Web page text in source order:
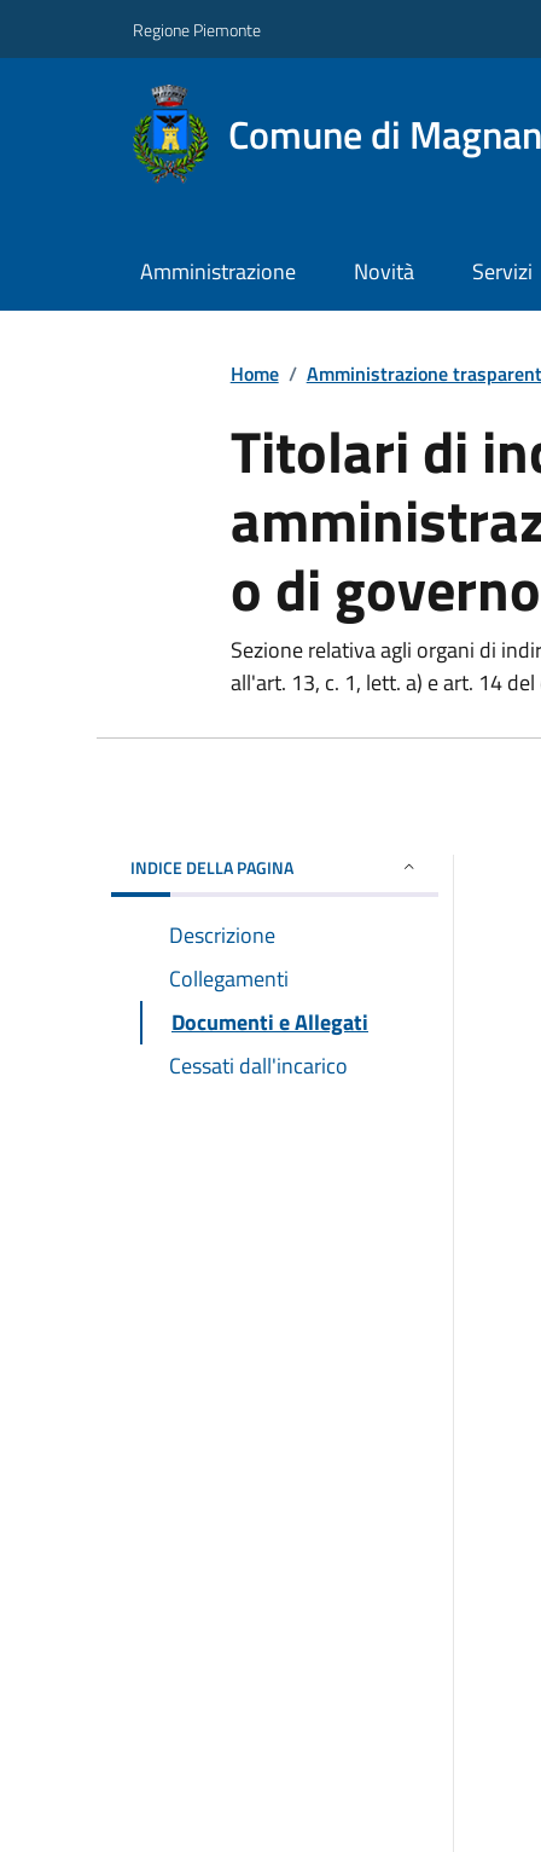
Regione Piemonte
Comune di
Amministrazione Novità Servizi
Home / Amministrazione
Titolari di
o di governo
Sezione relativa agli organi di
all'art. 13, c. 1, lett. a) e art. 14
INDICE DELLA PAGINA
Descrizione
Collegamenti
Documenti e Allegati
Cessati dall'incarico